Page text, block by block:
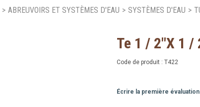
> ABREUVOIRS ET SYSTÈMES D'EAU > SYSTÈMES D'EAU >
Te 1 / 2"X 1 /
Code de produit : T422
Écrire la première évaluation